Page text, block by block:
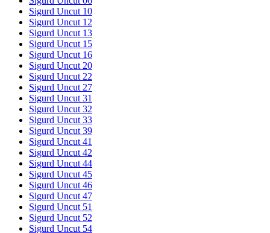
Sigurd Uncut 10
Sigurd Uncut 12
Sigurd Uncut 13
Sigurd Uncut 15
Sigurd Uncut 16
Sigurd Uncut 20
Sigurd Uncut 22
Sigurd Uncut 27
Sigurd Uncut 31
Sigurd Uncut 32
Sigurd Uncut 33
Sigurd Uncut 39
Sigurd Uncut 41
Sigurd Uncut 42
Sigurd Uncut 44
Sigurd Uncut 45
Sigurd Uncut 46
Sigurd Uncut 47
Sigurd Uncut 51
Sigurd Uncut 52
Sigurd Uncut 54